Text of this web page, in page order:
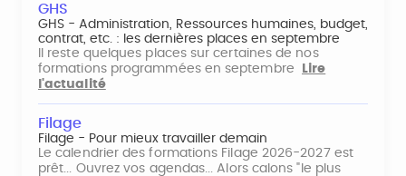
GHS
GHS - Administration, Ressources humaines, budget,
contrat, etc. : les dernières places en septembre
Il reste quelques places sur certaines de nos
formations programmées en septembre
Lire
l'actualité
Filage
Filage - Pour mieux travailler demain
Le calendrier des formations Filage 2026-2027 est
prêt... Ouvrez vos agendas... Alors calons "le plus